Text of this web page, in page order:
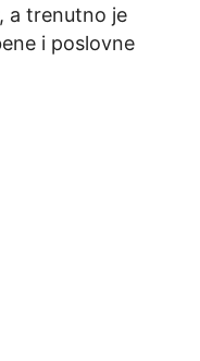
a trenutno je
i poslovne